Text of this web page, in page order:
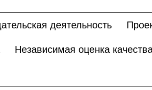
деятельность
Независимая оценка